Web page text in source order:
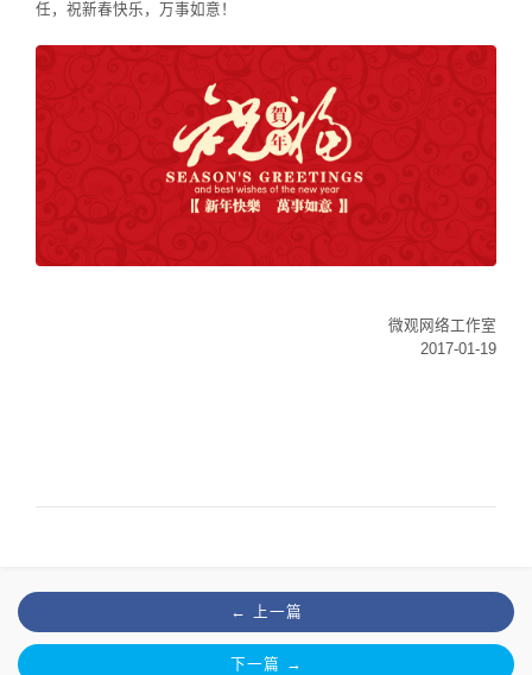
任，祝新春快乐，万事如意！
微观网络工作室
2017-01-19
← 上一篇
下一篇 →